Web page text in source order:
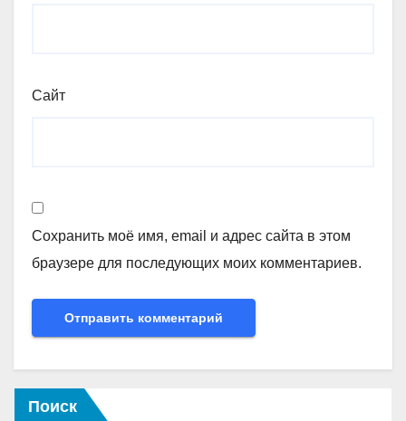
Сайт
Сохранить моё имя, email и адрес сайта в этом
браузере для последующих моих комментариев.
Поиск